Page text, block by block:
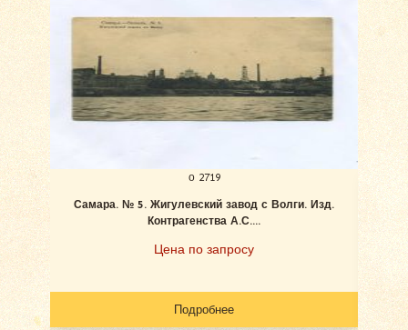
о 2719
Самара. № 5. Жигулевский завод с Волги. Изд.
Контрагенства А.С....
Цена по запросу
Подробнее